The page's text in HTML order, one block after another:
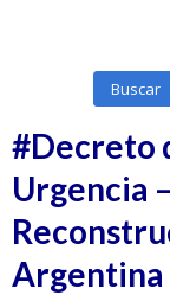
Buscar
#Decreto
Urgencia
Argentina